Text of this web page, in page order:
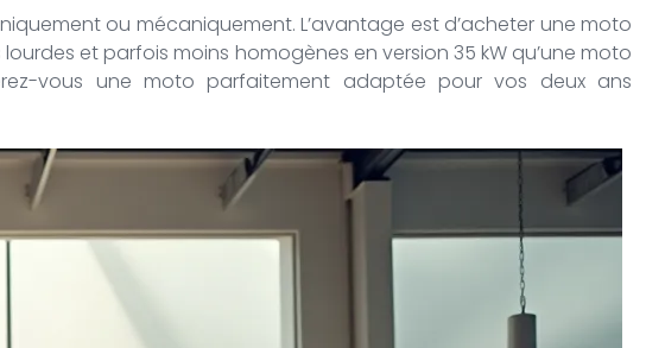
ou mécaniquement. L’avantage est d’acheter une moto
et parfois moins homogènes en version 35 kW qu’une moto
vous une moto parfaitement adaptée pour vos deux ans